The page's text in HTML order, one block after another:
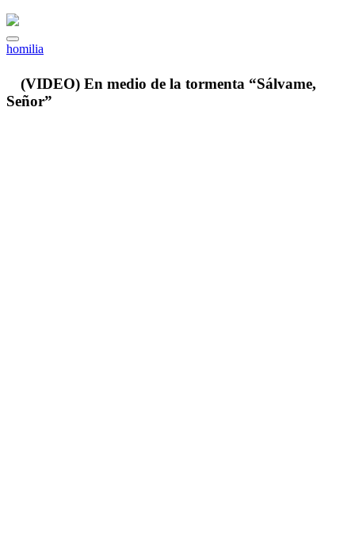
homilia
(VIDEO) En medio de la tormenta “Sálvame,
Señor”